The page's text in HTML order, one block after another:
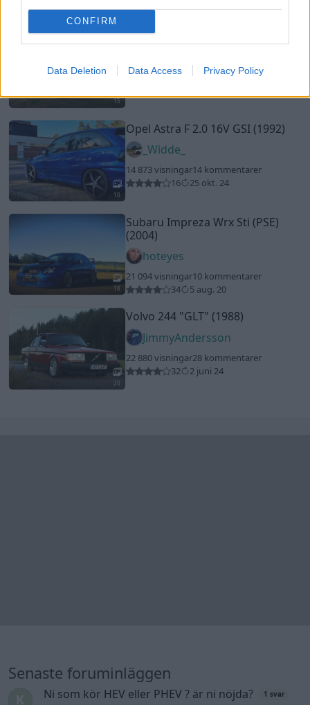
CONFIRM
Data Deletion Data Access Privacy Policy
461
29 maj 21
15
Volvo 242 (1975)
2 921 visningar 2 kommentarer
10
Opel Astra F 2.0 16V GSI (1992)
_Widde_
14 873 visningar14 kommentarer
16
25 okt. 24
18
Subaru Impreza Wrx Sti (PSE)
(2004)
hoteyes
21 094 visningar10 kommentarer
34
5 aug. 20
20
Volvo 244 "GLT" (1988)
JimmyAndersson
22 880 visningar28 kommentarer
32
2 juni 24
förgasare
Senaste inlägget av Mossan1 för 13 timmar sedani